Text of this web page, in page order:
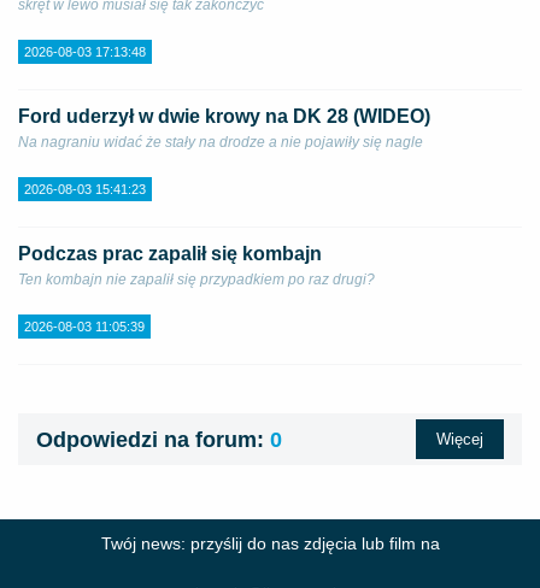
skręt w lewo musiał się tak zakończyć
2026-08-03 17:13:48
Ford uderzył w dwie krowy na DK 28 (WIDEO)
Na nagraniu widać że stały na drodze a nie pojawiły się nagle
2026-08-03 15:41:23
Podczas prac zapalił się kombajn
Ten kombajn nie zapalił się przypadkiem po raz drugi?
2026-08-03 11:05:39
Odpowiedzi na forum: 0 Więcej
Twój news: przyślij do nas zdjęcia lub film na